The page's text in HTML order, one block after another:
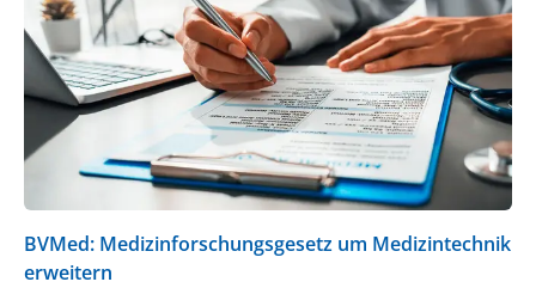
BVMed: Medizinforschungsgesetz um Medizintechnik
erweitern